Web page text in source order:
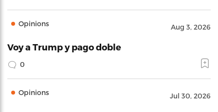
Opinions Aug 3, 2026
Voy a Trump y pago doble
0
Opinions Jul 30, 2026